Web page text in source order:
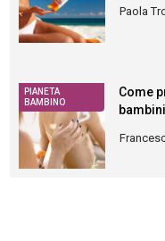
Paola
PIANETA
BAMBINO
Come